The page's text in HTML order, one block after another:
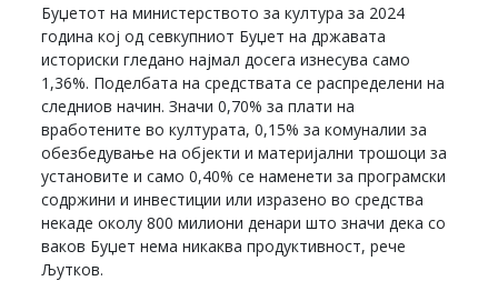
Буџетот на министерството за култура за 2024
година кој од севкупниот Буџет на државата
историски гледано најмал досега изнесува само
1,36%. Поделбата на средствата се распределени на
следниов начин. Значи 0,70% за плати на
вработените во културата, 0,15% за комуналии за
обезбедување на објекти и материјални трошоци за
установите и само 0,40% се наменети за програмски
содржини и инвестиции или изразено во средства
некаде околу 800 милиони денари што значи дека со
ваков Буџет нема никаква продуктивност, рече
Љутков.